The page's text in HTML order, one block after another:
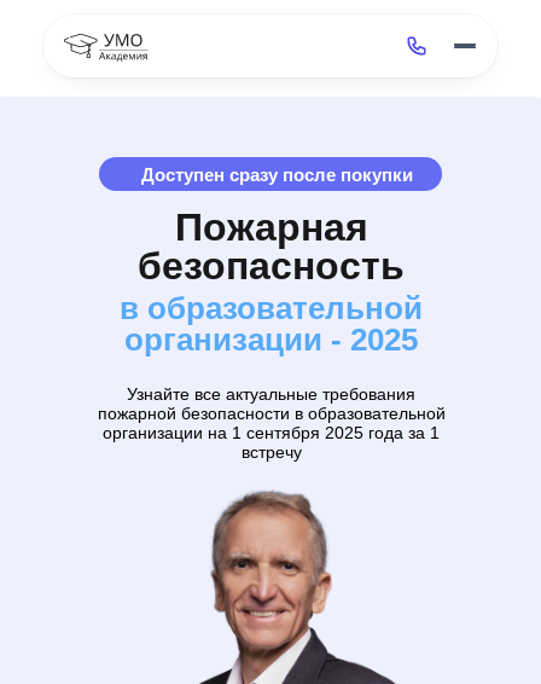
Узнайте все актуальные требования
пожарной безопасности в образовательной
организации на 1 сентября 2025 года за 1
встречу
в образовательной
организации - 2025
Пожарная
безопасность
Доступен сразу после покупки